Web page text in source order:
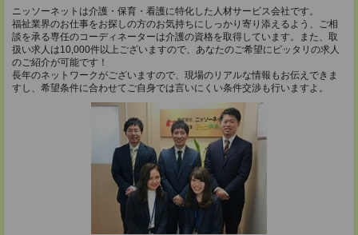
ニッソーネットは介護・保育・看護に特化した人材サービス会社です。
福祉業界のお仕事をお探しの方のお気持ちにしっかり寄り添えるよう、ご相
談を承る専任のコーディネーターは介護の資格を取得しています。また、取
扱い求人は10,000件以上ございますので、あなたのご希望にピッタリの求人
のご紹介が可能です！
長年のネットワークがございますので、現場のリアルな情報もお伝えできま
すし、希望条件に合わせてご自身では言いにくい条件交渉も行いますよ。